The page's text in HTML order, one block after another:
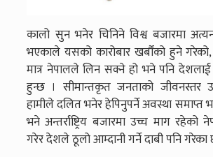
कालो सुन भनेर चिनिने विश्व बजारमा
भएकाले यसको कारोबार खर्बौंको हुने
मात्र नेपालले लिन सक्ने हो भने पनि
हुन्छ । सीमान्तकृत जनताको जीवनस्तर
हामीले दलित भनेर हेपिनुपर्ने अवस्था समाप्त
भने अन्तर्राष्ट्रिय बजारमा उच्च माग रहेको
गरेर देशले ठूलो आम्दानी गर्ने दाबी पनि गरेका